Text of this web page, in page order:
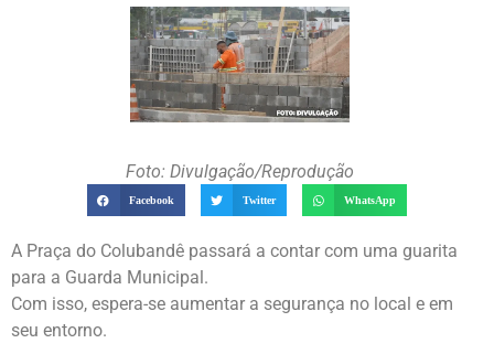
Foto: Divulgação/Reprodução
Facebook Twitter WhatsApp
A Praça do Colubandê passará a contar com uma guarita
para a Guarda Municipal.
Com isso, espera-se aumentar a segurança no local e em
seu entorno.